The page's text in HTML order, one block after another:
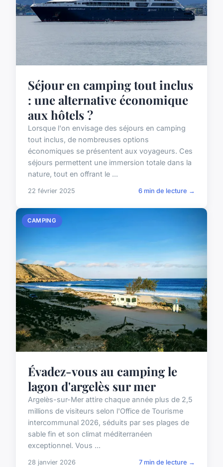
Séjour en camping tout inclus
: une alternative économique
aux hôtels ?
Lorsque l'on envisage des séjours en camping
tout inclus, de nombreuses options
économiques se présentent aux voyageurs. Ces
séjours permettent une immersion totale dans la
nature, tout en offrant le ...
22 février 2025 6 min de lecture →
CAMPING
Évadez-vous au camping le
lagon d'argelès sur mer
Argelès-sur-Mer attire chaque année plus de 2,5
millions de visiteurs selon l'Office de Tourisme
intercommunal 2026, séduits par ses plages de
sable fin et son climat méditerranéen
exceptionnel. Vous ...
28 janvier 2026 7 min de lecture →